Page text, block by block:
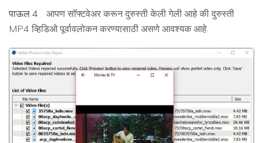
पाऊल 4
आपण सॉफ्टवेअर करून दुरुस्ती केली गेली आहे की दुरुस्ती
MP4 व्हिडिओ पूर्वावलोकन करण्यासाठी असणे आवश्यक आहे.